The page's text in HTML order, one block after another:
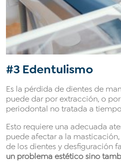
#3 Edentulismo
Es la pérdida de dientes de
puede dar por extracción, o
periodontal no tratada a
Esto requiere una adecuada
puede afectar a la
de los dientes y desfiguración
un problema estético sino